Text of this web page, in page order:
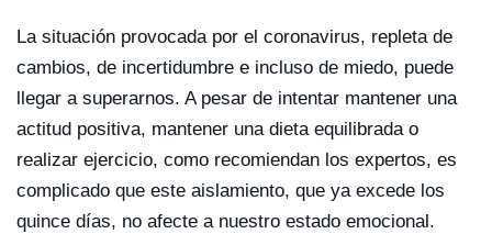
La situación provocada por el coronavirus, repleta de
cambios, de incertidumbre e incluso de miedo, puede
llegar a superarnos. A pesar de intentar mantener una
actitud positiva, mantener una dieta equilibrada o
realizar ejercicio, como recomiendan los expertos, es
complicado que este aislamiento, que ya excede los
quince días, no afecte a nuestro estado emocional.